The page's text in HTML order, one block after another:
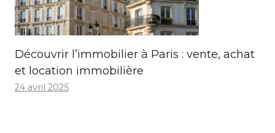
Découvrir l’immobilier à Paris : vente, achat
et location immobilière
24 avril 2025